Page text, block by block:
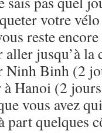
votre
reste
aller jusqu’à
Ninh Binh (2
Hanoi (2
vous avez
part quelques